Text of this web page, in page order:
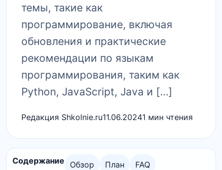
темы, такие как
программирование, включая
обновления и практические
рекомендации по языкам
программирования, таким как
Python, JavaScript, Java и […]
Редакция Shkolnie.ru11.06.20241 мин чтения
Содержание Обзор План FAQ